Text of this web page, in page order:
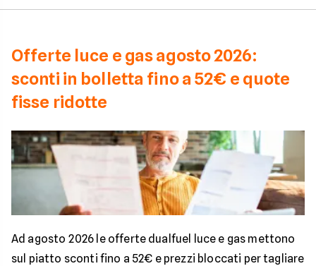
Offerte luce e gas agosto 2026:
sconti in bolletta fino a 52€ e quote
fisse ridotte
Ad agosto 2026 le offerte dualfuel luce e gas mettono
sul piatto sconti fino a 52€ e prezzi bloccati per tagliare